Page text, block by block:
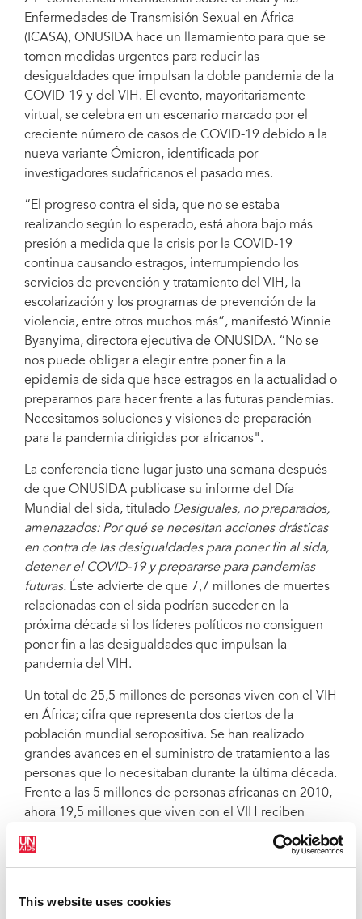
This website uses cookies
Enfermedades de Transmisión Sexual en África
(ICASA), ONUSIDA hace un llamamiento para que se
tomen medidas urgentes para reducir las
desigualdades que impulsan la doble pandemia de la
COVID-19 y del VIH. El evento, mayoritariamente
virtual, se celebra en un escenario marcado por el
creciente número de casos de COVID-19 debido a la
nueva variante Ómicron, identificada por
investigadores sudafricanos el pasado mes.
“El progreso contra el sida, que no se estaba
realizando según lo esperado, está ahora bajo más
presión a medida que la crisis por la COVID-19
continua causando estragos, interrumpiendo los
servicios de prevención y tratamiento del VIH, la
escolarización y los programas de prevención de la
violencia, entre otros muchos más”, manifestó Winnie
Byanyima, directora ejecutiva de ONUSIDA. “No se
nos puede obligar a elegir entre poner fin a la
epidemia de sida que hace estragos en la actualidad o
prepararnos para hacer frente a las futuras pandemias.
Necesitamos soluciones y visiones de preparación
para la pandemia dirigidas por africanos".
La conferencia tiene lugar justo una semana después
de que ONUSIDA publicase su informe del Día
Mundial del sida, titulado Desiguales, no preparados,
amenazados: Por qué se necesitan acciones drásticas
en contra de las desigualdades para poner fin al sida,
detener el COVID-19 y prepararse para pandemias
futuras. Éste advierte de que 7,7 millones de muertes
relacionadas con el sida podrían suceder en la
próxima década si los líderes políticos no consiguen
poner fin a las desigualdades que impulsan la
pandemia del VIH.
Un total de 25,5 millones de personas viven con el VIH
en África; cifra que representa dos ciertos de la
población mundial seropositiva. Se han realizado
grandes avances en el suministro de tratamiento a las
personas que lo necesitaban durante la última década.
Frente a las 5 millones de personas africanas en 2010,
ahora 19,5 millones que viven con el VIH reciben
medicinas para mantenerse con vida y en un buen
estado de salud. No obstante, las nuevas infecciones
por el VIH siguen siendo demasiado altas: 890 000 en
más afectadas y representan el 62 % de los nuevos